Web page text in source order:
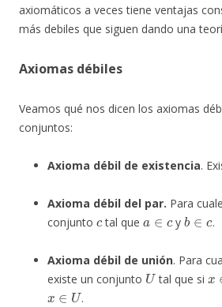
axiomáticos a veces tiene ventajas
más debiles que siguen dando una
Axiomas débiles
Veamos qué nos dicen los axiomas
conjuntos:
Axioma débil de existencia.
Axioma débil del par. Para
conjunto
c
tal que
a∈c
y
b ∈c
.
Axioma débil de unión. Para
existe un conjunto
U
tal que si
x
x∈U
.